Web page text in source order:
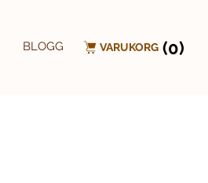
BLOGG VARUKORG (0)